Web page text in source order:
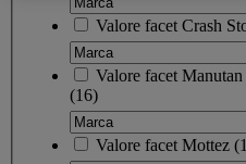
Valore facet Crash
Valore facet
(16)
Valore facet Mottez (1